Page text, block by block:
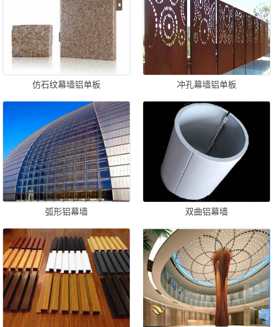
仿石纹幕墙铝单板 冲孔幕墙铝单板
弧形铝幕墙 双曲铝幕墙